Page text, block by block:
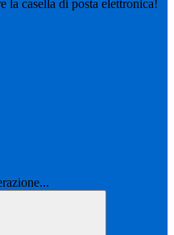
la casella di posta elettronica!